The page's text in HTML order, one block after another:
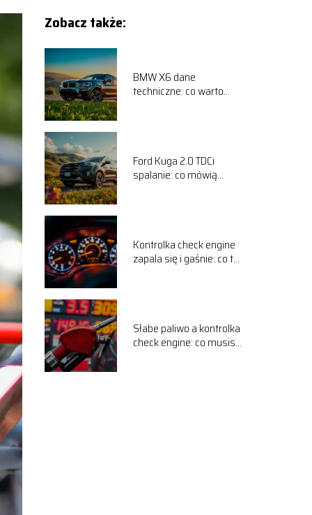
Zobacz także:
BMW X6 dane
techniczne: co warto
Ford Kuga 2.0 TDCi
spalanie: co mówią
Kontrolka check engine
zapala się i gaśnie: co to
Słabe paliwo a kontrolka
check engine: co musisz